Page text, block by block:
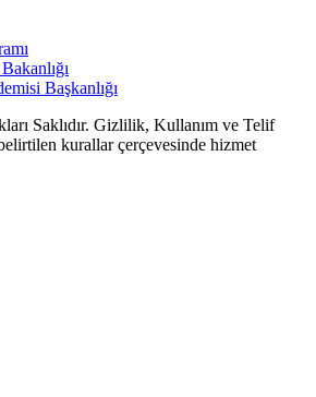
Başkanlığı
Saklıdır. Gizlilik, Kullanım ve Telif
kurallar çerçevesinde hizmet